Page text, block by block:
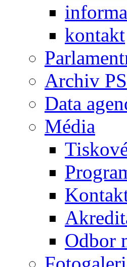
kontakt
Archiv PS
Data
Média
Odbor